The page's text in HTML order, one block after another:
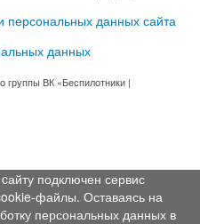
персональных данных сайта
данных
группы ВК «Беспилотники |
подключен сервис
файлы. Оставаясь на
персональных данных в